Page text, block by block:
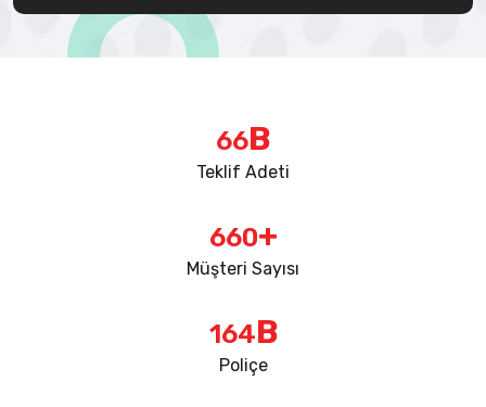
91B
Teklif Adeti
910+
Müşteri Sayısı
226B
Poliçe